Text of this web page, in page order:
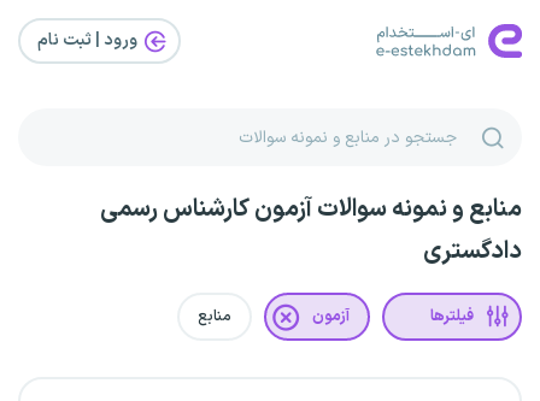
ورود | ثبت‌ نام
منابع و نمونه سوالات آزمون کارشناس رسمی
دادگستری
فیلترها آزمون منابع